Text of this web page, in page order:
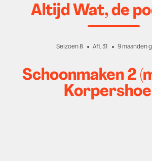
Altijd Wat, de
Seizoen 8 Afl. 31 9 maanden
Schoonmaken 2